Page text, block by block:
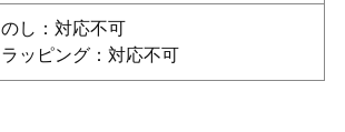
のし：対応不可
ラッピング：対応不可